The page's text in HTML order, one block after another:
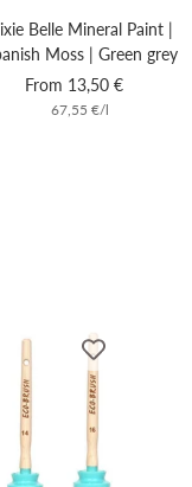
Belle Mineral Paint |
Moss | Green grey
Sale
price
From 13,50 €
67,55 €/l